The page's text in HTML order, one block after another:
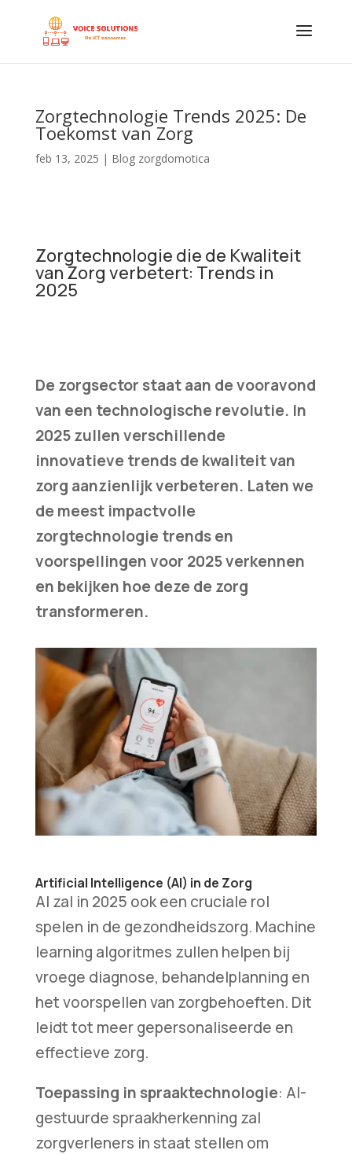
Zorgtechnologie Trends 2025: De
Toekomst van Zorg
feb 13, 2025 | Blog zorgdomotica
Zorgtechnologie die de Kwaliteit
van Zorg verbetert: Trends in
2025
De zorgsector staat aan de vooravond
van een technologische revolutie. In
2025 zullen verschillende
innovatieve trends de kwaliteit van
zorg aanzienlijk verbeteren. Laten we
de meest impactvolle
zorgtechnologie trends en
voorspellingen voor 2025 verkennen
en bekijken hoe deze de zorg
transformeren.
Artificial Intelligence (AI) in de Zorg
AI zal in 2025 ook een cruciale rol
spelen in de gezondheidszorg. Machine
learning algoritmes zullen helpen bij
vroege diagnose, behandelplanning en
het voorspellen van zorgbehoeften. Dit
leidt tot meer gepersonaliseerde en
effectieve zorg.
Toepassing in spraaktechnologie: AI-
gestuurde spraakherkenning zal
zorgverleners in staat stellen om